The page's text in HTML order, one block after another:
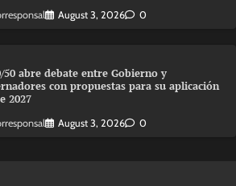
August 3, 2026 0
50 abre debate entre Gobierno y
con propuestas para su aplicación
2027
August 3, 2026 0